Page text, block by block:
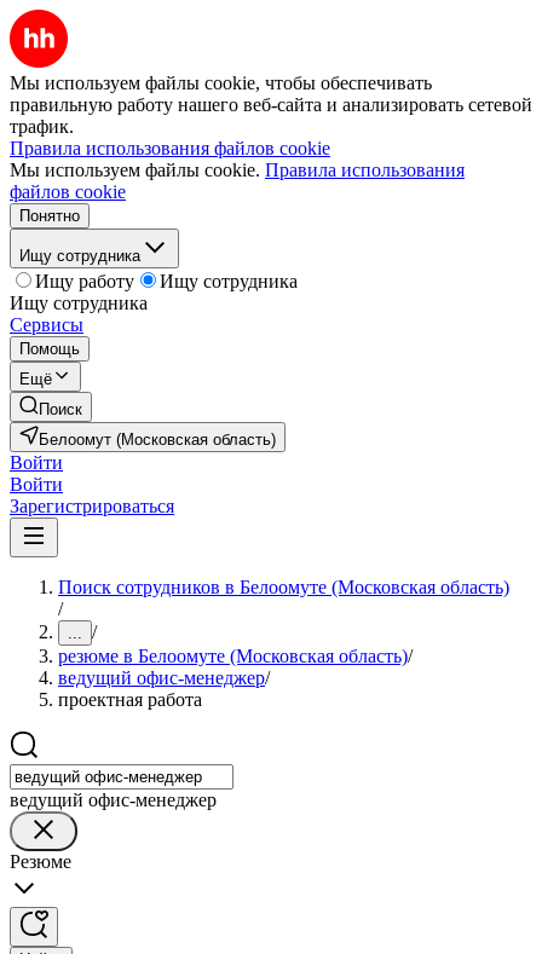
Мы используем файлы cookie, чтобы обеспечивать
правильную работу нашего веб-сайта и анализировать сетевой
трафик.
Правила использования файлов cookie
Мы используем файлы cookie. Правила использования
файлов cookie
Понятно
Ищу сотрудника
Ищу работу
Ищу сотрудника
Ищу сотрудника
Сервисы
Помощь
Ещё
Поиск
Белоомут (Московская область)
Войти
Войти
Зарегистрироваться
Поиск сотрудников в Белоомуте (Московская область)
/
... /
резюме в Белоомуте (Московская область)/
ведущий офис-менеджер/
проектная работа
ведущий офис-менеджер
Резюме